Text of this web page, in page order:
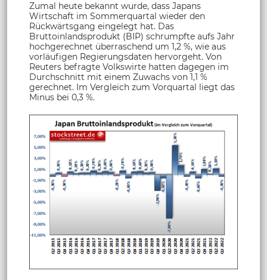
Zumal heute bekannt wurde, dass Japans
Wirtschaft im Sommerquartal wieder den
Rückwärtsgang eingelegt hat. Das
Bruttoinlandsprodukt (BIP) schrumpfte aufs Jahr
hochgerechnet überraschend um 1,2 %, wie aus
vorläufigen Regierungsdaten hervorgeht. Von
Reuters befragte Volkswirte hatten dagegen im
Durchschnitt mit einem Zuwachs von 1,1 %
gerechnet. Im Vergleich zum Vorquartal liegt das
Minus bei 0,3 %.